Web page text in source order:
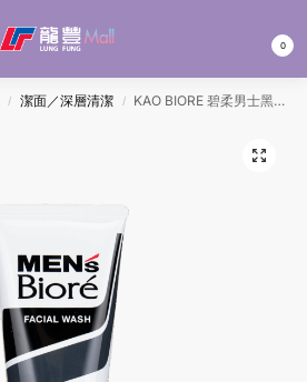
0
/ 潔面／深層清潔 / KAO BIORE 碧柔男士黑白磨砂洗面膏 130G